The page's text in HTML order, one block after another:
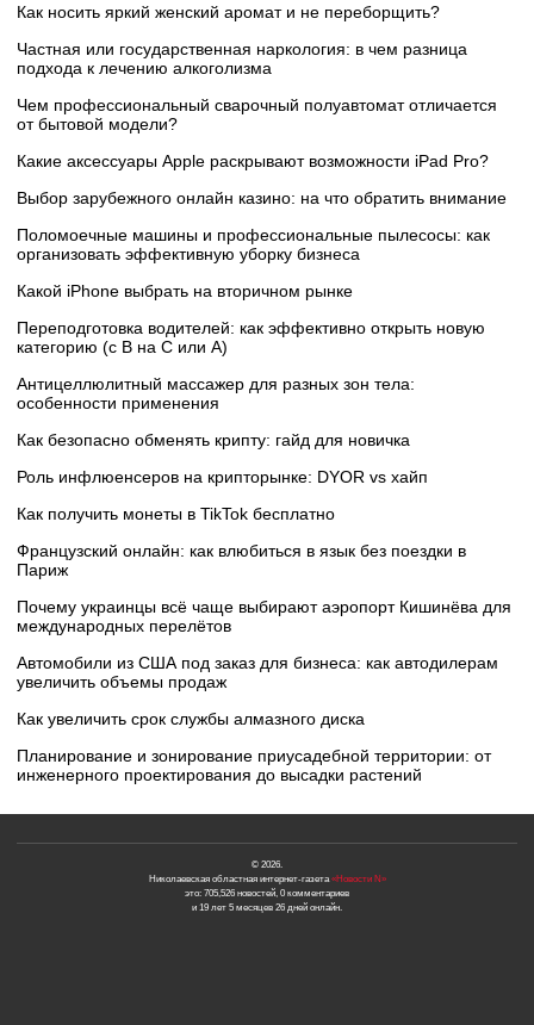
Как носить яркий женский аромат и не переборщить?
Частная или государственная наркология: в чем разница
подхода к лечению алкоголизма
Чем профессиональный сварочный полуавтомат отличается
от бытовой модели?
Какие аксессуары Apple раскрывают возможности iPad Pro?
Выбор зарубежного онлайн казино: на что обратить внимание
Поломоечные машины и профессиональные пылесосы: как
организовать эффективную уборку бизнеса
Какой iPhone выбрать на вторичном рынке
Переподготовка водителей: как эффективно открыть новую
категорию (с B на C или А)
Антицеллюлитный массажер для разных зон тела:
особенности применения
Как безопасно обменять крипту: гайд для новичка
Роль инфлюенсеров на крипторынке: DYOR vs хайп
Как получить монеты в TikTok бесплатно
Французский онлайн: как влюбиться в язык без поездки в
Париж
Почему украинцы всё чаще выбирают аэропорт Кишинёва для
международных перелётов
Автомобили из США под заказ для бизнеса: как автодилерам
увеличить объемы продаж
Как увеличить срок службы алмазного диска
Планирование и зонирование приусадебной территории: от
инженерного проектирования до высадки растений
© 2026.
Николаевская областная интернет-газета«Новости N»
это: 705,526 новостей, 0 комментариев
и 19 лет 5 месяцев 26 дней онлайн.